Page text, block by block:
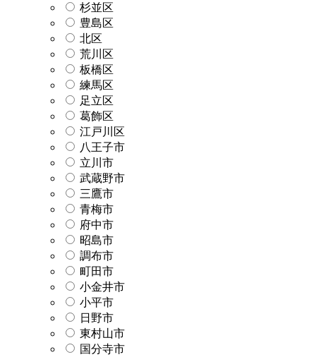
杉並区
豊島区
北区
荒川区
板橋区
練馬区
足立区
葛飾区
江戸川区
八王子市
立川市
武蔵野市
三鷹市
青梅市
府中市
昭島市
調布市
町田市
小金井市
小平市
日野市
東村山市
国分寺市